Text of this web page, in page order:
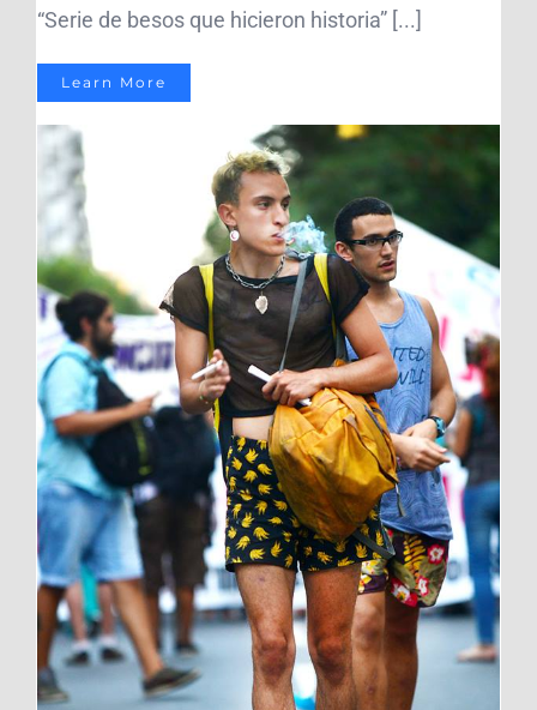
“Serie de besos que hicieron historia” [...]
Learn More